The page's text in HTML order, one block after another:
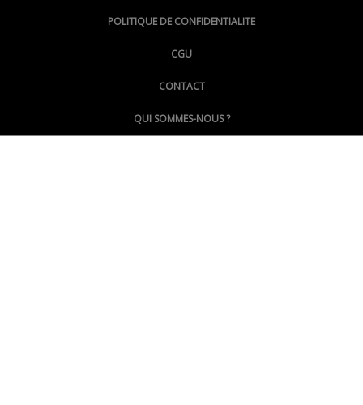
@LePoingMontpellier
POLITIQUE DE CONFIDENTIALITE
CGU
CONTACT
QUI SOMMES-NOUS ?